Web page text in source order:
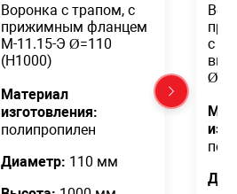
Воронка с трапом, с
прижимным фланцем
М-11.15-Э Ø=110
(Н1000)
Материал
изготовления:
полипропилен
Диаметр: 110 мм
с